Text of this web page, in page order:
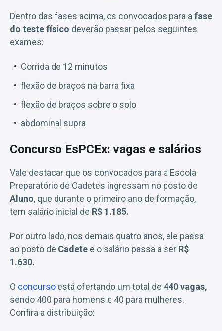
Dentro das fases acima, os convocados para a fase
do teste físico deverão passar pelos seguintes
exames:
Corrida de 12 minutos
flexão de braços na barra fixa
flexão de braços sobre o solo
abdominal supra
Concurso EsPCEx: vagas e salários
Vale destacar que os convocados para a Escola
Preparatório de Cadetes ingressam no posto de
Aluno, que durante o primeiro ano de formação,
tem salário inicial de R$ 1.185.
Por outro lado, nos demais quatro anos, ele passa
ao posto de Cadete e o salário passa a ser R$
1.630.
O concurso está ofertando um total de 440 vagas,
sendo 400 para homens e 40 para mulheres.
Confira a distribuição: